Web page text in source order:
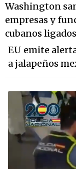
Washington
empresas y
cubanos
militar; los
el terrorismo
EU emite
a jalapeños